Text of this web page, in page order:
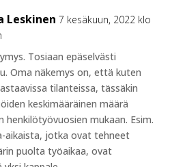
Leskinen 7 kesäkuun, 2022 klo
Tosiaan epäselvästi
Oma näkemys on, että kuten
tilanteissa, tässäkin
keskimääräinen määrä
henkilötyövuosien mukaan. Esim.
aikaista, jotka ovat tehneet
puolta työaikaa, ovat